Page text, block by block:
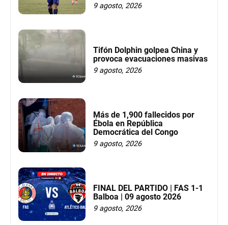
9 agosto, 2026
Tifón Dolphin golpea China y
provoca evacuaciones masivas
9 agosto, 2026
Más de 1,900 fallecidos por
Ébola en República
Democrática del Congo
9 agosto, 2026
FINAL DEL PARTIDO | FAS 1-1
Balboa | 09 agosto 2026
9 agosto, 2026